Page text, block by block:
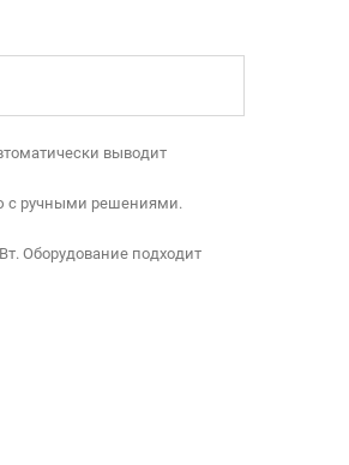
выводит
с ручными решениями.
Оборудование подходит